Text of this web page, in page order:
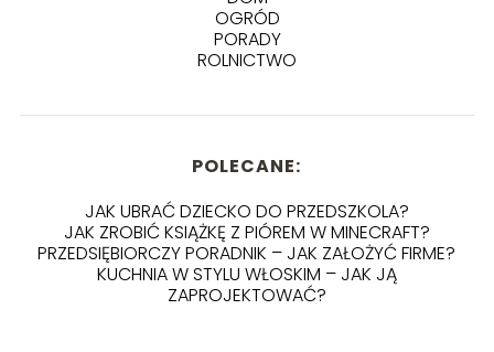
OGRÓD
PORADY
ROLNICTWO
POLECANE:
JAK UBRAĆ DZIECKO DO PRZEDSZKOLA?
JAK ZROBIĆ KSIĄŻKĘ Z PIÓREM W MINECRAFT?
PRZEDSIĘBIORCZY PORADNIK – JAK ZAŁOŻYĆ FIRME?
KUCHNIA W STYLU WŁOSKIM – JAK JĄ
ZAPROJEKTOWAĆ?